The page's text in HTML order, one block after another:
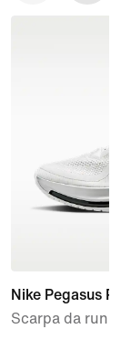
Nike Pegasus
Scarpa da